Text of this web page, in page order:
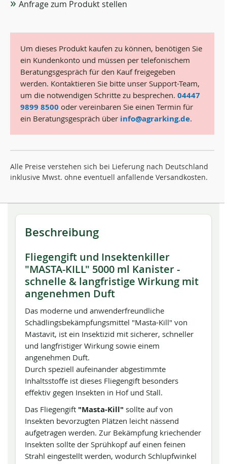
Anfrage zum Produkt stellen
Um dieses Produkt kaufen zu können, benötigen Sie
ein Kundenkonto und müssen per telefonischem
Beratungsgespräch für den Kauf freigegeben
werden. Kontaktieren Sie bitte unser Support-Team,
um die notwendigen Schritte zu besprechen. 04447
9899 8500 oder vereinbaren Sie einen Termin für
ein Beratungsgespräch über info@agrarking.de.
Alle Preise verstehen sich bei Lieferung nach Deutschland
inklusive Mwst. ohne eventuell anfallende Versandkosten.
Beschreibung
Fliegengift und Insektenkiller
"MASTA-KILL" 5000 ml Kanister -
schnelle & langfristige Wirkung mit
angenehmen Duft
Das moderne und anwenderfreundliche
Schädlingsbekämpfungsmittel "Masta-Kill" von
Mastavit, ist ein Insektizid mit sicherer, schneller
und langfristiger Wirkung sowie einem
angenehmen Duft.
Durch speziell aufeinander abgestimmte
Inhaltsstoffe ist dieses Fliegengift besonders
effektiv gegen Insekten in Hof und Stall.
Das Fliegengift "Masta-Kill" sollte auf von
Insekten bevorzugten Plätzen leicht nässend
aufgetragen werden. Zur Bekämpfung kriechender
Insekten sollte der Sprühkopf auf einen feinen
Strahl eingestellt werden, wodurch Schlupfwinkel